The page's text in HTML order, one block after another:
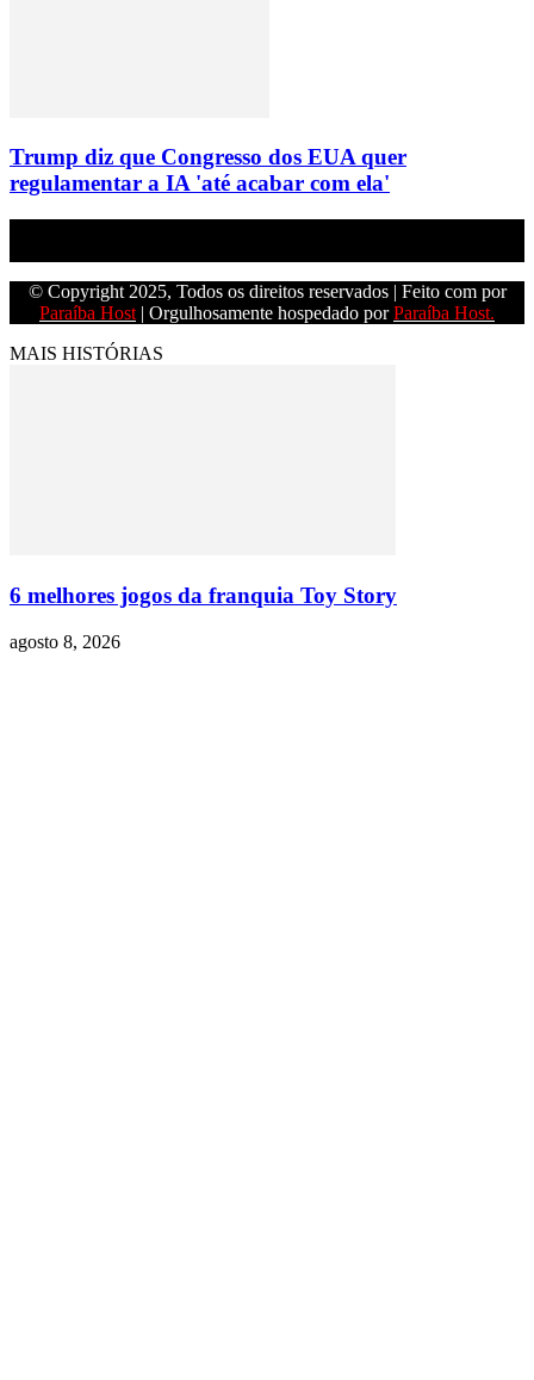
Trump diz que Congresso dos EUA quer
regulamentar a IA 'até acabar com ela'
© Copyright 2025, Todos os direitos reservados | Feito com por
Paraíba Host | Orgulhosamente hospedado porParaíba Host.
MAIS HISTÓRIAS
6 melhores jogos da franquia Toy Story
agosto 8, 2026